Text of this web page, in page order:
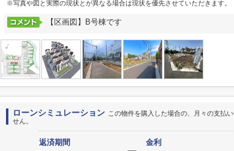
※写真や図と実際の現状とが異なる場合は現状を優先させていただきます。
【区画図】B号棟です
ローンシミュレーション この物件を購入した場合の、月々の支払
せん。
返済期間 金利